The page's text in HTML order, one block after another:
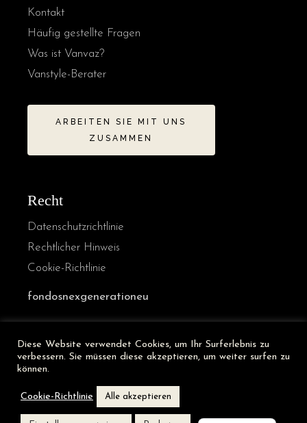
Kontakt
Häufig gestellte Fragen
Was ist Vanvaz?
Vanstyle-Berater
ARBEITEN SIE MIT UNS
ZUSAMMEN
Recht
Datenschutzrichtlinie
Rechtlicher Hinweis
Cookie-Richtlinie
fondosnexgenerationeu
Diese Website verwendet Cookies, um Ihr Surferlebnis zu
verbessern. Sie müssen diese akzeptieren, um weiter surfen zu
können.
Cookie-Richtlinie Alle akzeptieren
French